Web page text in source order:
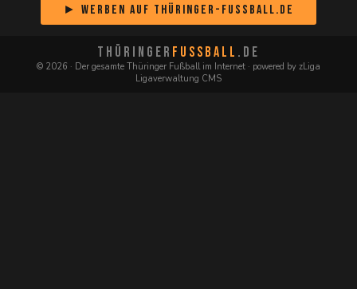
► Werben auf Thüringer-Fussball.de
THÜRINGER FUSSBALL .DE
© 2026 · Der gesamte Thüringer Fußball im Internet · powered by zLiga
Ligaverwaltung CMS